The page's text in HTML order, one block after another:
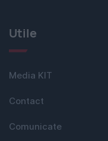
Utile
Media KIT
Contact
Comunicate